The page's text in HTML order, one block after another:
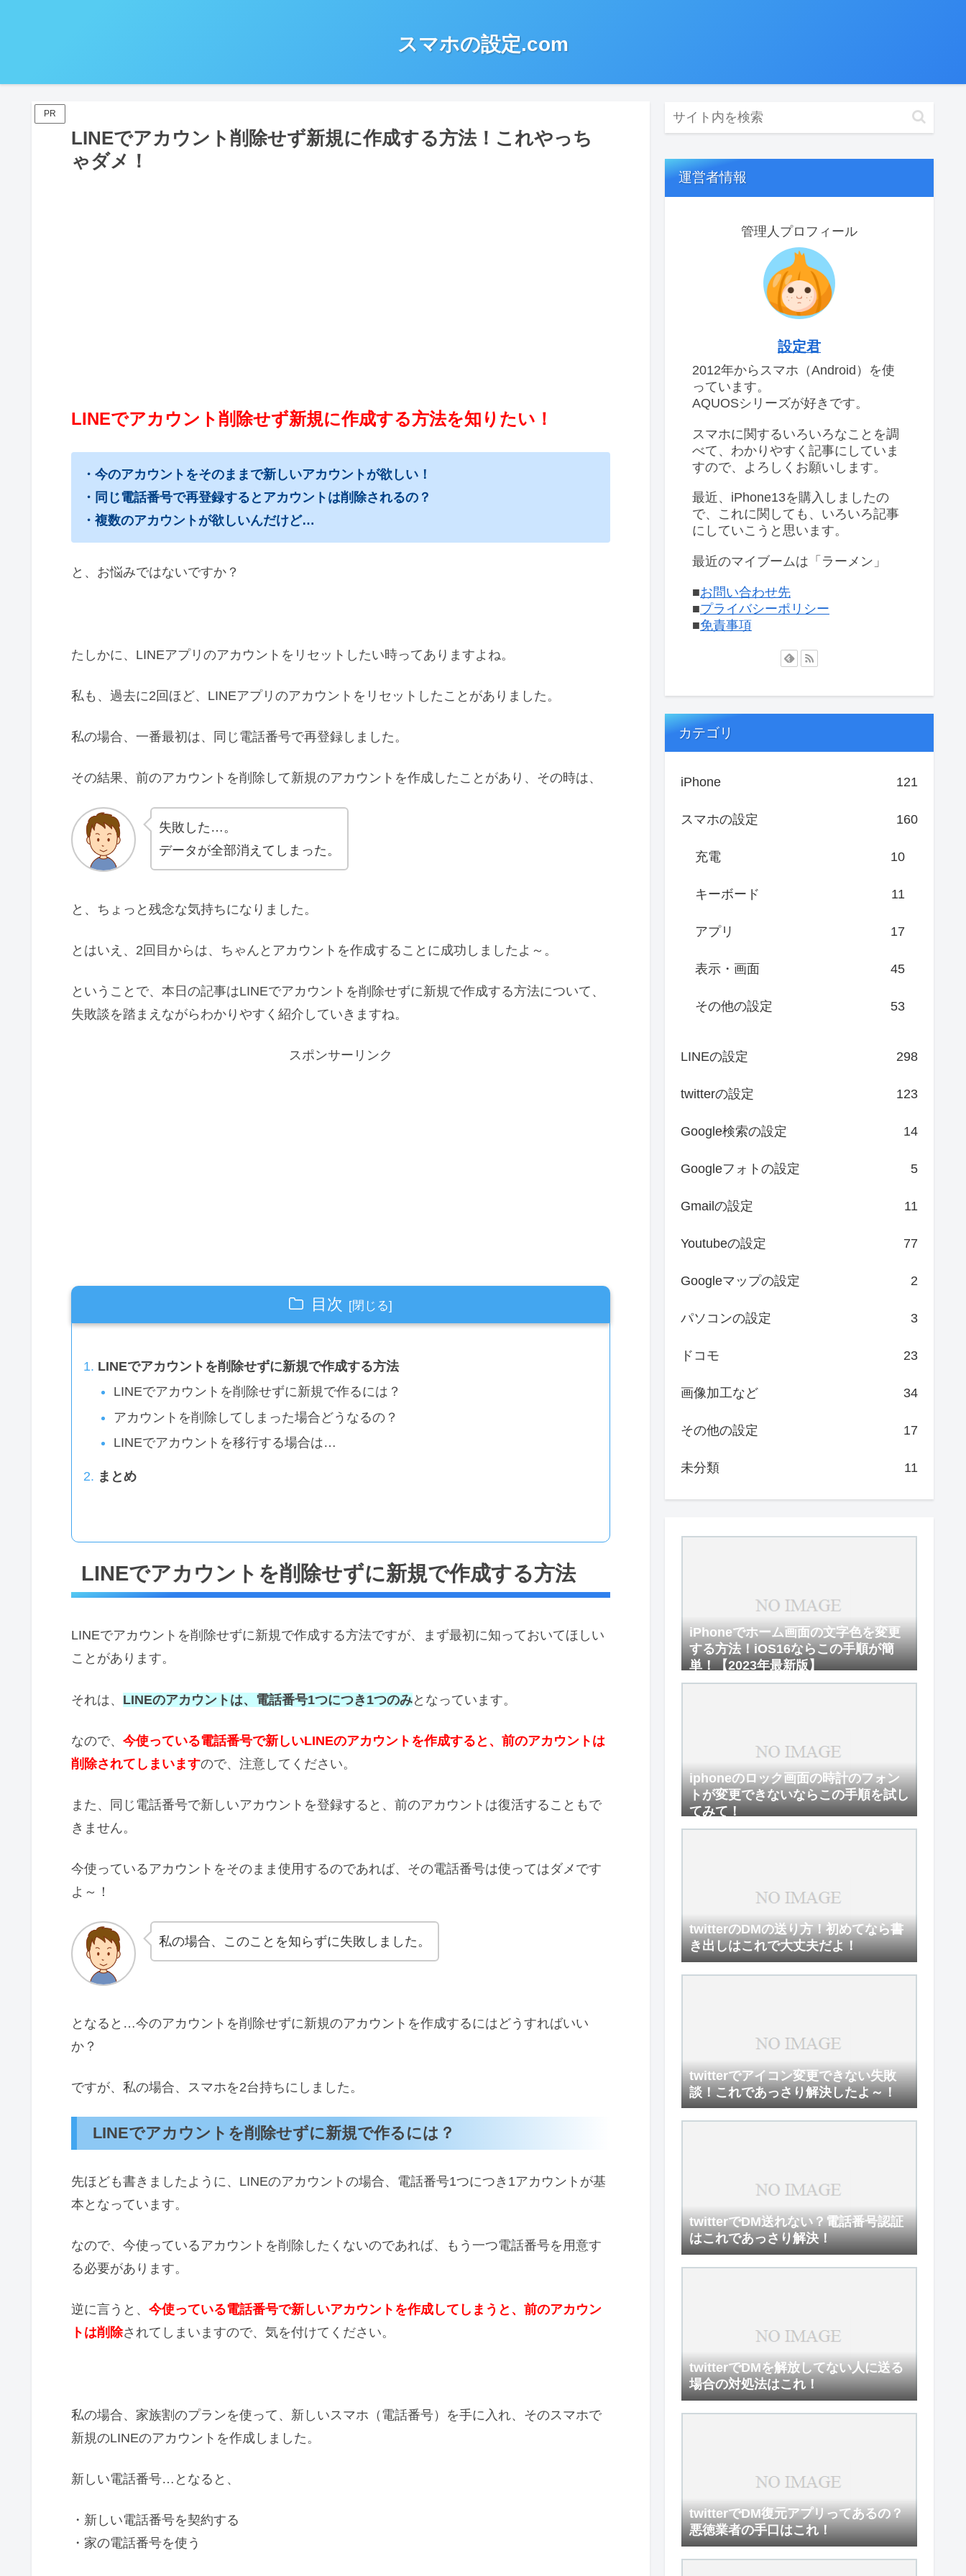
スマホの設定.com
PR
LINEでアカウント削除せず新規に作成する方法！これやっち
ゃダメ！
LINEでアカウント削除せず新規に作成する方法を知りたい！
・今のアカウントをそのままで新しいアカウントが欲しい！
・同じ電話番号で再登録するとアカウントは削除されるの？
・複数のアカウントが欲しいんだけど…
と、お悩みではないですか？
たしかに、LINEアプリのアカウントをリセットしたい時ってありますよね。
私も、過去に2回ほど、LINEアプリのアカウントをリセットしたことがありました。
私の場合、一番最初は、同じ電話番号で再登録しました。
その結果、前のアカウントを削除して新規のアカウントを作成したことがあり、その時は、
失敗した…。
データが全部消えてしまった。
と、ちょっと残念な気持ちになりました。
とはいえ、2回目からは、ちゃんとアカウントを作成することに成功しましたよ～。
ということで、本日の記事はLINEでアカウントを削除せずに新規で作成する方法について、
失敗談を踏まえながらわかりやすく紹介していきますね。
スポンサーリンク
目次
LINEでアカウントを削除せずに新規で作成する方法
LINEでアカウントを削除せずに新規で作るには？
アカウントを削除してしまった場合どうなるの？
LINEでアカウントを移行する場合は…
まとめ
LINEでアカウントを削除せずに新規で作成する方法
LINEでアカウントを削除せずに新規で作成する方法ですが、まず最初に知っておいてほしい
ことがあります。
それは、 LINEのアカウントは、電話番号1つにつき1つのみとなっています。
なので、 今使っている電話番号で新しいLINEのアカウントを作成すると、前のアカウントは
削除されてしまいますので、注意してください。
また、同じ電話番号で新しいアカウントを登録すると、前のアカウントは復活することもで
きません。
今使っているアカウントをそのまま使用するのであれば、その電話番号は使ってはダメです
よ～！
私の場合、このことを知らずに失敗しました。
となると…今のアカウントを削除せずに新規のアカウントを作成するにはどうすればいい
か？
ですが、私の場合、スマホを2台持ちにしました。
LINEでアカウントを削除せずに新規で作るには？
先ほども書きましたように、LINEのアカウントの場合、電話番号1つにつき1アカウントが基
本となっています。
なので、今使っているアカウントを削除したくないのであれば、もう一つ電話番号を用意す
る必要があります。
逆に言うと、 今使っている電話番号で新しいアカウントを作成してしまうと、前のアカウン
トは削除されてしまいますので、気を付けてください。
私の場合、家族割のプランを使って、新しいスマホ（電話番号）を手に入れ、そのスマホで
新規のLINEのアカウントを作成しました。
新しい電話番号…となると、
・新しい電話番号を契約する
・家の電話番号を使う
運営者情報
管理人プロフィール
設定君
2012年からスマホ（Android）を使
っています。
AQUOSシリーズが好きです。
スマホに関するいろいろなことを調
べて、わかりやすく記事にしていま
すので、よろしくお願いします。
最近、iPhone13を購入しましたの
で、これに関しても、いろいろ記事
にしていこうと思います。
最近のマイブームは「ラーメン」
■お問い合わせ先
■プライバシーポリシー
■免責事項
カテゴリ
iPhone 121
スマホの設定 160
充電 10
キーボード 11
アプリ 17
表示・画面 45
その他の設定 53
LINEの設定 298
twitterの設定 123
Google検索の設定 14
Googleフォトの設定 5
Gmailの設定 11
Youtubeの設定 77
Googleマップの設定 2
パソコンの設定 3
ドコモ 23
画像加工など 34
その他の設定 17
未分類 11
iPhoneでホーム画面の文字色を変更
する方法！iOS16ならこの手順が簡
単！【2023年最新版】
iphoneのロック画面の時計のフォン
トが変更できないならこの手順を試し
てみて！
twitterのDMの送り方！初めてなら書
き出しはこれで大丈夫だよ！
twitterでアイコン変更できない失敗
談！これであっさり解決したよ～！
twitterでDM送れない？電話番号認証
はこれであっさり解決！
twitterでDMを解放してない人に送る
場合の対処法はこれ！
twitterでDM復元アプリってあるの？
悪徳業者の手口はこれ！